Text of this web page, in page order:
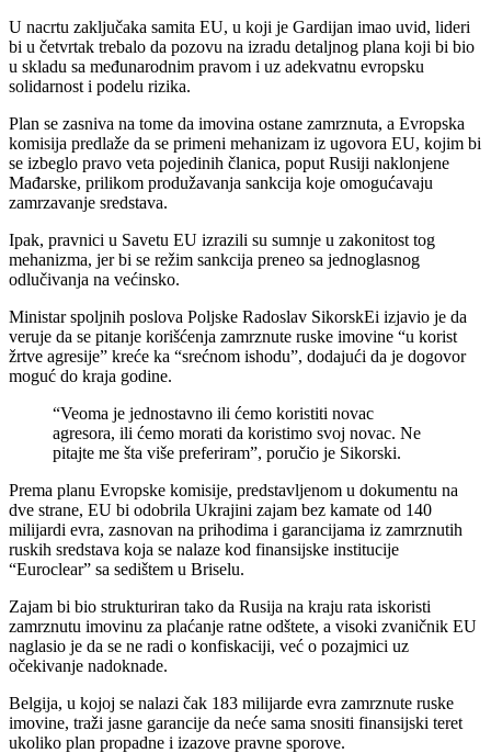
U nacrtu zaključaka samita EU, u koji je Gardijan imao uvid, lideri
bi u četvrtak trebalo da pozovu na izradu detaljnog plana koji bi bio
u skladu sa međunarodnim pravom i uz adekvatnu evropsku
solidarnost i podelu rizika.
Plan se zasniva na tome da imovina ostane zamrznuta, a Evropska
komisija predlaže da se primeni mehanizam iz ugovora EU, kojim bi
se izbeglo pravo veta pojedinih članica, poput Rusiji naklonjene
Mađarske, prilikom produžavanja sankcija koje omogućavaju
zamrzavanje sredstava.
Ipak, pravnici u Savetu EU izrazili su sumnje u zakonitost tog
mehanizma, jer bi se režim sankcija preneo sa jednoglasnog
odlučivanja na većinsko.
Ministar spoljnih poslova Poljske Radoslav SikorskEi izjavio je da
veruje da se pitanje korišćenja zamrznute ruske imovine “u korist
žrtve agresije” kreće ka “srećnom ishodu”, dodajući da je dogovor
moguć do kraja godine.
“Veoma je jednostavno ili ćemo koristiti novac
agresora, ili ćemo morati da koristimo svoj novac. Ne
pitajte me šta više preferiram”, poručio je Sikorski.
Prema planu Evropske komisije, predstavljenom u dokumentu na
dve strane, EU bi odobrila Ukrajini zajam bez kamate od 140
milijardi evra, zasnovan na prihodima i garancijama iz zamrznutih
ruskih sredstava koja se nalaze kod finansijske institucije
“Euroclear” sa sedištem u Briselu.
Zajam bi bio strukturiran tako da Rusija na kraju rata iskoristi
zamrznutu imovinu za plaćanje ratne odštete, a visoki zvaničnik EU
naglasio je da se ne radi o konfiskaciji, već o pozajmici uz
očekivanje nadoknade.
Belgija, u kojoj se nalazi čak 183 milijarde evra zamrznute ruske
imovine, traži jasne garancije da neće sama snositi finansijski teret
ukoliko plan propadne i izazove pravne sporove.